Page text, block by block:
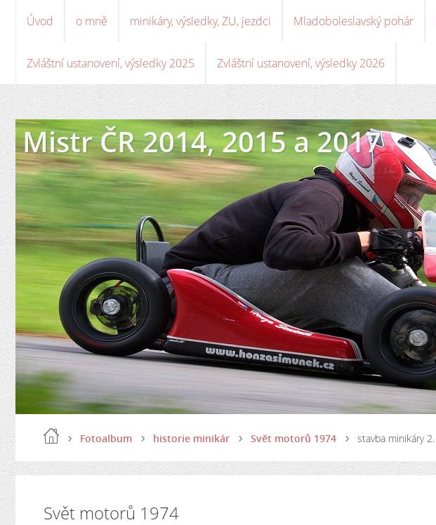
Úvod o mně minikáry, výsledky, ZU, jezdci Mladoboleslavský pohár
Zvláštní ustanovení, výsledky 2025 Zvláštní ustanovení, výsledky 2026
Mistr ČR 2014, 2015 a 2017
Fotoalbum historie minikár Svět motorů 1974 stavba minikáry 2.
Svět motorů 1974